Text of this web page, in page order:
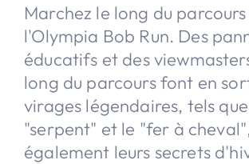
Marchez le long du
l'Olympia Bob Run. Des
éducatifs et des
long du parcours font en
virages légendaires, tels
"serpent" et le "fer à
également leurs secrets